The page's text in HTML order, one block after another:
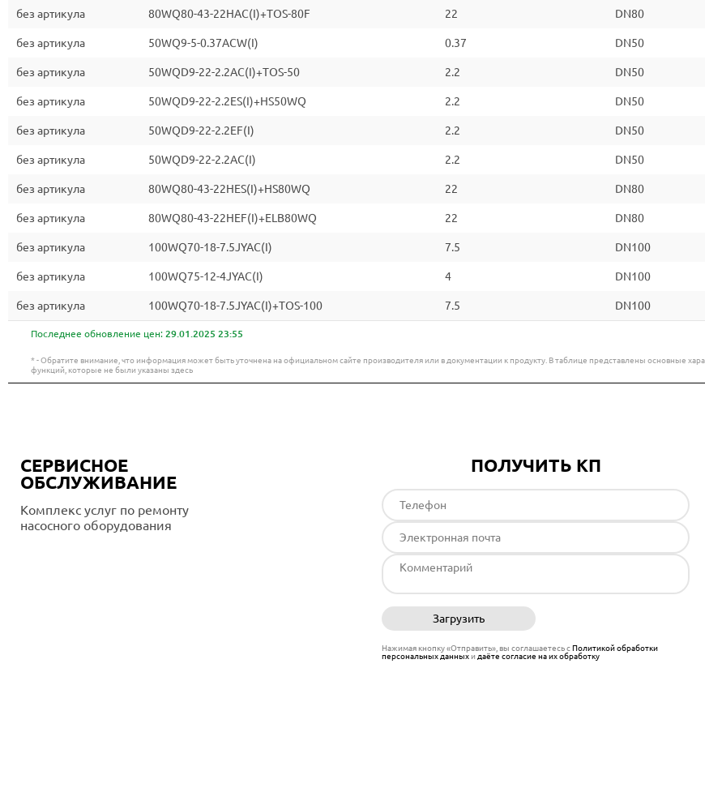
без артикула 80WQ80-43-22HAC(I)+TOS-80F 22 DN80
без артикула 50WQ9-5-0.37ACW(I) 0.37 DN50
без артикула 50WQD9-22-2.2AC(I)+TOS-50 2.2 DN50
без артикула 50WQD9-22-2.2ES(I)+HS50WQ 2.2 DN50
без артикула 50WQD9-22-2.2EF(I) 2.2 DN50
без артикула 50WQD9-22-2.2AC(I) 2.2 DN50
без артикула 80WQ80-43-22HES(I)+HS80WQ 22 DN80
без артикула 80WQ80-43-22HEF(I)+ELB80WQ 22 DN80
без артикула 100WQ70-18-7.5JYAC(I) 7.5 DN100
без артикула 100WQ75-12-4JYAC(I) 4 DN100
без артикула 100WQ70-18-7.5JYAC(I)+TOS-100 7.5 DN100
Последнее обновление цен: 29.01.2025 23:55
* - Обратите внимание, что информация может быть уточнена на официальном сайте производителя или в документации к продукту. В таблице представлены основные
функций, которые не были указаны здесь
СЕРВИСНОЕ
ОБСЛУЖИВАНИЕ
Комплекс услуг по ремонту
насосного оборудования
ПОЛУЧИТЬ КП
Загрузить
Нажимая кнопку «Отправить», вы соглашаетесь сПолитикой обработки
персональных данныхи даёте согласие на их обработку